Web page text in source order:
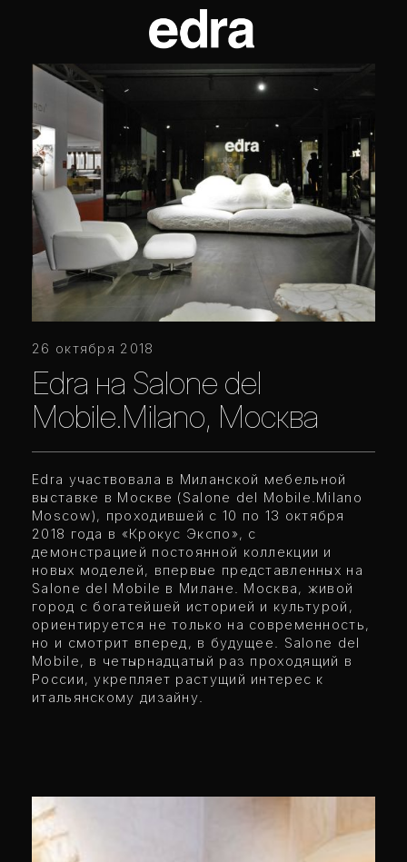
26 октября 2018
Edra на Salone del
Mobile.Milano, Москва
Edra участвовала в Миланской мебельной
выставке в Москве (Salone del Mobile.Milano
Moscow), проходившей с 10 по 13 октября
2018 года в «Крокус Экспо», с
демонстрацией постоянной коллекции и
новых моделей, впервые представленных на
Salone del Mobile в Милане. Москва, живой
город с богатейшей историей и культурой,
ориентируется не только на современность,
но и смотрит вперед, в будущее. Salone del
Mobile, в четырнадцатый раз проходящий в
России, укрепляет растущий интерес к
итальянскому дизайну.